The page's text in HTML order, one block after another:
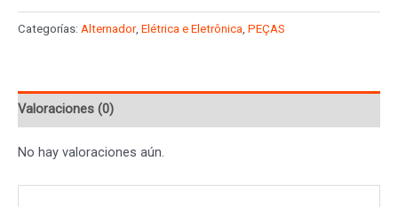
GOLF
1.6
120489376
cantidad
Categorías: Alternador, Elétrica e Eletrônica PEÇAS
Valoraciones (0)
No hay valoraciones aún.